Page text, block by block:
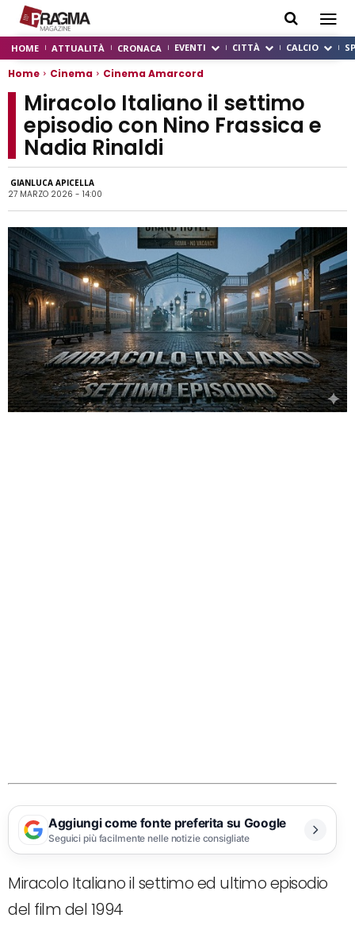
HOME ATTUALITÀ CRONACA EVENTI CITTÀ CALCIO
Home Cinema Cinema Amarcord
Miracolo Italiano il settimo
episodio con Nino Frassica e
Nadia Rinaldi
GIANLUCA APICELLA
27 MARZO 2026 - 14:00
Aggiungi come fonte preferita su Google
Seguici più facilmente nelle notizie consigliate
Miracolo Italiano il settimo ed ultimo episodio
del film del 1994